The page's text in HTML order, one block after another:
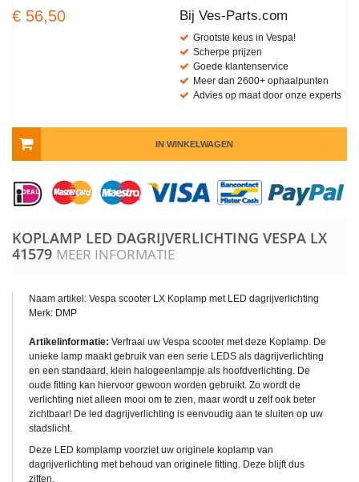
€ 56,50 Bij Ves-Parts.com
Grootste keus in Vespa!
Scherpe prijzen
Goede klantenservice
Meer dan 2600+ ophaalpunten
Advies op maat door onze experts
IN WINKELWAGEN
KOPLAMP LED DAGRIJVERLICHTING VESPA LX
41579 MEER INFORMATIE
Naam artikel: Vespa scooter LX Koplamp met LED dagrijverlichting
Merk: DMP
Artikelinformatie: Verfraai uw Vespa scooter met deze Koplamp. De
unieke lamp maakt gebruik van een serie LEDS als dagrijverlichting
en een standaard, klein halogeenlampje als hoofdverlichting. De
oude fitting kan hiervoor gewoon worden gebruikt. Zo wordt de
verlichting niet alleen mooi om te zien, maar wordt u zelf ook beter
zichtbaar! De led dagrijverlichting is eenvoudig aan te sluiten op uw
stadslicht.
Deze LED komplamp voorziet uw originele koplamp van
dagrijverlichting met behoud van originele fitting. Deze blijft dus
zitten.